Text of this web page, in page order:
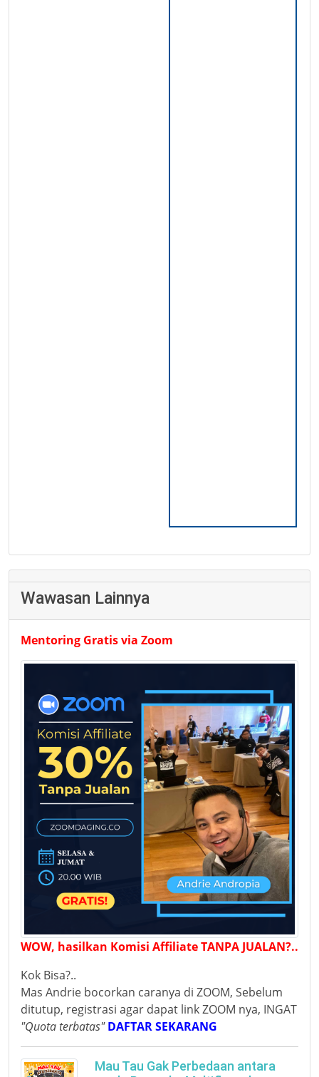
Wawasan Lainnya
Mentoring Gratis via Zoom
WOW, hasilkan Komisi Affiliate TANPA JUALAN?..
Kok Bisa?..
Mas Andrie bocorkan caranya di ZOOM, Sebelum
ditutup, registrasi agar dapat link ZOOM nya, INGAT
"Quota terbatas" DAFTAR SEKARANG
Mau Tau Gak Perbedaan antara